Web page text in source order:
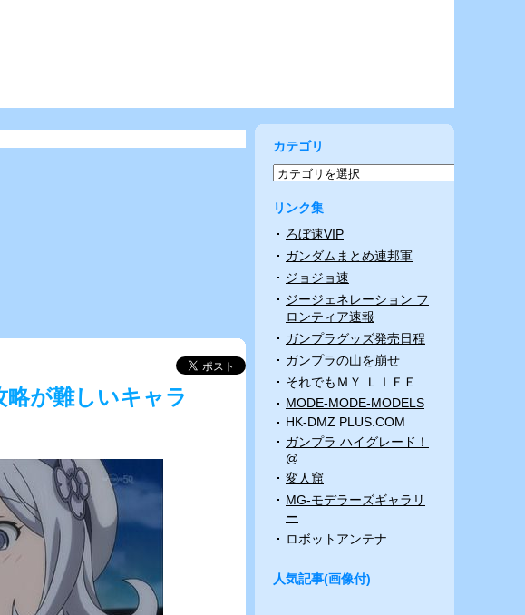
略が難しいキャラ
カテゴリ
リンク集
ろぼ速VIP
ガンダムまとめ連邦軍
ジョジョ速
ジージェネレーション フ
ロンティア速報
ガンプラグッズ発売日程
ガンプラの山を崩せ
それでもＭＹ ＬＩＦＥ
MODE-MODE-MODELS
HK-DMZ PLUS.COM
ガンプラ ハイグレード！
@
変人窟
MG-モデラーズギャラリ
ー
ロボットアンテナ
人気記事(画像付)